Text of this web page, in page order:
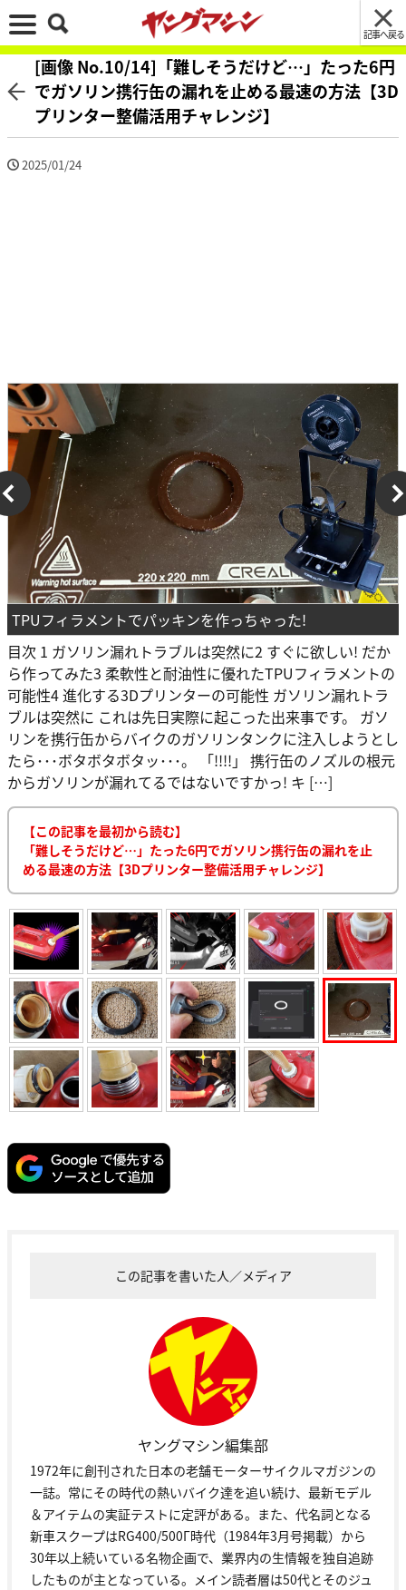
記事へ戻る
[画像 No.10/14]「難しそうだけど…」たった6円
でガソリン携行缶の漏れを止める最速の方法【3D
プリンター整備活用チャレンジ】
2025/01/24
TPUフィラメントでパッキンを作っちゃった!
目次 1 ガソリン漏れトラブルは突然に2 すぐに欲しい! だか
ら作ってみた3 柔軟性と耐油性に優れたTPUフィラメントの
可能性4 進化する3Dプリンターの可能性 ガソリン漏れトラ
ブルは突然に これは先日実際に起こった出来事です。 ガソ
リンを携行缶からバイクのガソリンタンクに注入しようとし
たら･･･ボタボタボタッ･･･。 「!!!!」 携行缶のノズルの根元
からガソリンが漏れてるではないですかっ! キ […]
【この記事を最初から読む】
「難しそうだけど…」たった6円でガソリン携行缶の漏れを止
める最速の方法【3Dプリンター整備活用チャレンジ】
この記事を書いた人／メディア
ヤングマシン編集部
1972年に創刊された日本の老舗モーターサイクルマガジンの
一誌。常にその時代の熱いバイク達を追い続け、最新モデル
＆アイテムの実証テストに定評がある。また、代名詞となる
新車スクープはRG400/500Γ時代（1984年3月号掲載）から
30年以上続いている名物企画で、業界内の生情報を独自追跡
したものが主となっている。メイン読者層は50代とそのジュ